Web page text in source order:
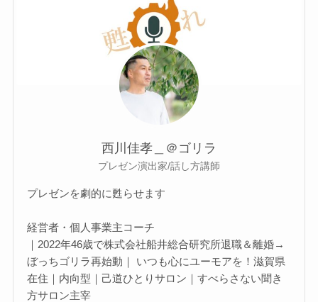
西川佳孝＿＠ゴリラ
プレゼン演出家/話し方講師
プレゼンを劇的に甦らせます
経営者・個人事業主コーチ
｜2022年46歳で株式会社船井総合研究所退職＆離婚→
ぼっちゴリラ再始動｜ いつも心にユーモアを！滋賀県
在住｜内向型｜己道ひとりサロン｜すべらさない聞き
方サロン主宰